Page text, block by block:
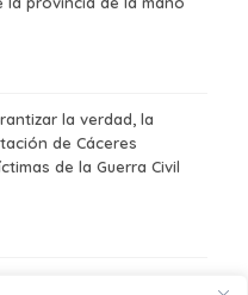
la verdad, la
de Cáceres
de la Guerra Civil